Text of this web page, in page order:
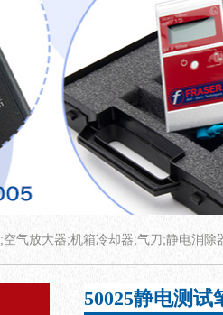
气放大器;机箱冷却器;气刀;静电消除
50025静电测试